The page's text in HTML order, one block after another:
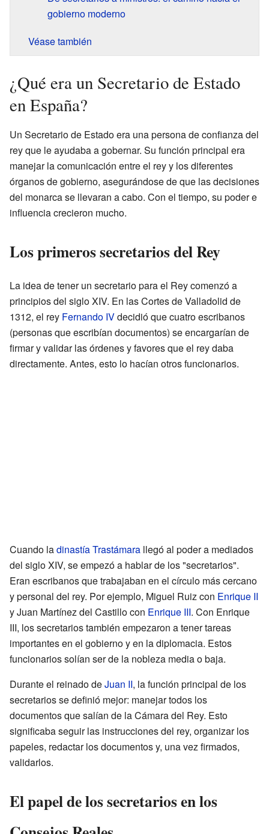
gobierno moderno
Véase también
¿Qué era un Secretario de Estado
en España?
Un Secretario de Estado era una persona de confianza del
rey que le ayudaba a gobernar. Su función principal era
manejar la comunicación entre el rey y los diferentes
órganos de gobierno, asegurándose de que las decisiones
del monarca se llevaran a cabo. Con el tiempo, su poder e
influencia crecieron mucho.
Los primeros secretarios del Rey
La idea de tener un secretario para el Rey comenzó a
principios del siglo XIV. En las Cortes de Valladolid de
1312, el rey Fernando IVdecidió que cuatro escribanos
(personas que escribían documentos) se encargarían de
firmar y validar las órdenes y favores que el rey daba
directamente. Antes, esto lo hacían otros funcionarios.
Cuando ladinastía Trastámara llegó al poder a mediados
del siglo XIV, se empezó a hablar de los "secretarios".
Eran escribanos que trabajaban en el círculo más cercano
y personal del rey. Por ejemplo, Miguel Ruiz con Enrique II
y Juan Martínez del Castillo con Enrique III. Con Enrique
III, los secretarios también empezaron a tener tareas
importantes en el gobierno y en la diplomacia. Estos
funcionarios solían ser de la nobleza media o baja.
Durante el reinado deJuan II, la función principal de los
secretarios se definió mejor: manejar todos los
documentos que salían de la Cámara del Rey. Esto
significaba seguir las instrucciones del rey, organizar los
papeles, redactar los documentos y, una vez firmados,
validarlos.
El papel de los secretarios en los